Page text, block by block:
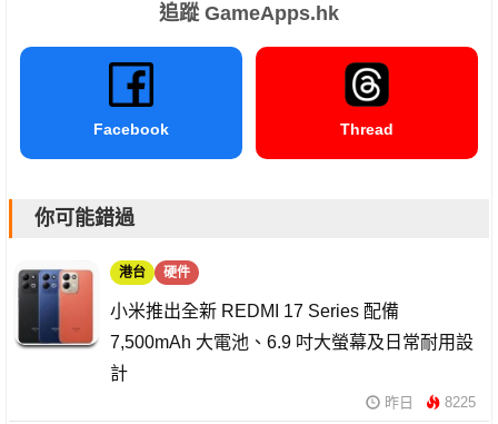
追蹤 GameApps.hk
Facebook Thread
你可能錯過
港台 硬件
小米推出全新 REDMI 17 Series 配備
7,500mAh 大電池、6.9 吋大螢幕及日常耐用設
計
昨日 8225